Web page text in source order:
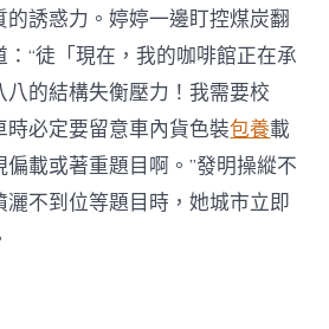
的誘惑力。婷婷一邊盯控煤炭翻
“徒「現在，我的咖啡館正在承
的結構失衡壓力！我需要校
時必定要留意車內貨色裝包養載
載或著重題目啊。”發明操縱不
灑不到位等題目時，她城市立即